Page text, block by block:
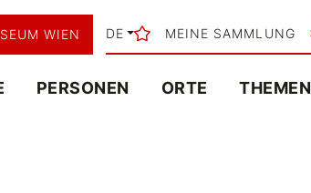
WIEN DE MEINE SAMMLUNG
PERSONEN ORTE THEMEN